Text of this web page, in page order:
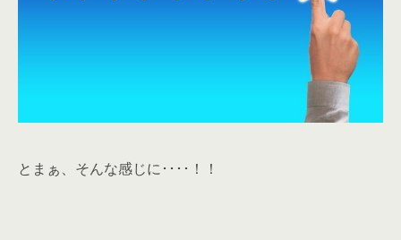
とまぁ、そんな感じに････！！